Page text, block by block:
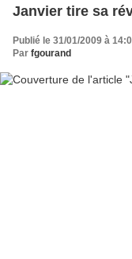
Janvier tire sa
Publié le 31/01/2009 à
Par fgourand